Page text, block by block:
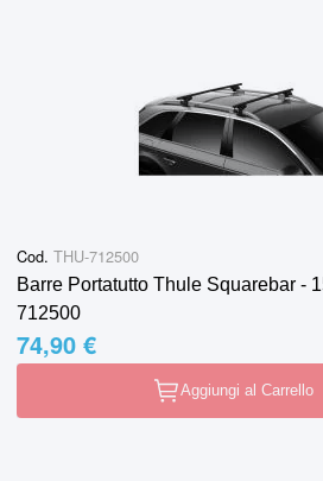
Cod. THU-712500
Barre Portatutto Thule Squarebar -
712500
74,90 €
Aggiungi al Carrello